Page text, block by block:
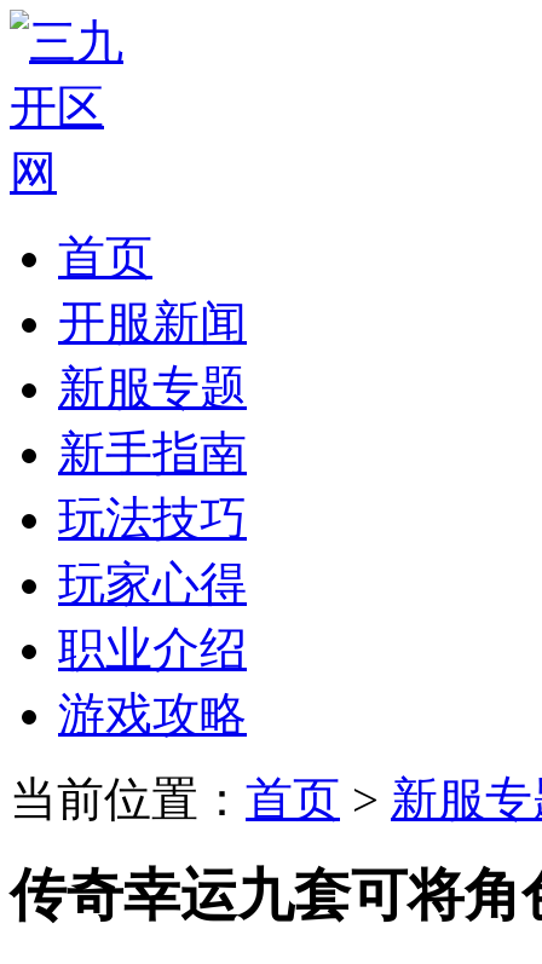
首页
开服新闻
新服专题
新手指南
玩法技巧
玩家心得
职业介绍
游戏攻略
当前位置： 首页 > 新服
传奇幸运九套可将